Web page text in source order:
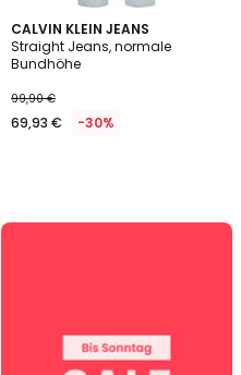
CALVIN KLEIN JEANS
Straight Jeans, normale
Bundhöhe
99,90 €
69,93 € -30%
SALE
Artikeln*